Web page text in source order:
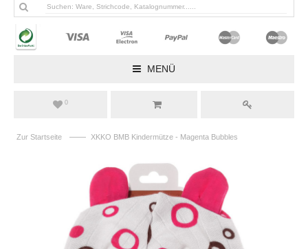
MENÜ
0
Zur Startseite —— XKKO BMB Kindermütze - Magenta Bubbles